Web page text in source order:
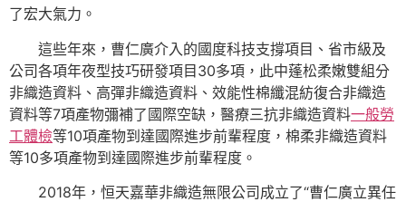
了宏大氣力。
這些年來，曹仁廣介入的國度科技支撐項目、省市級及
公司各項年夜型技巧研發項目30多項，此中蓬松柔嫩雙組分
非織造資料、高彈非織造資料、效能性棉纖混紡復合非織造
資料等7項產物彌補了國際空缺，醫療三抗非織造資料一般勞
工體檢等10項產物到達國際進步前輩程度，棉柔非織造資料
等10多項產物到達國際進步前輩程度。
2018年，恒天嘉華非織造無限公司成立了“曹仁廣立異任